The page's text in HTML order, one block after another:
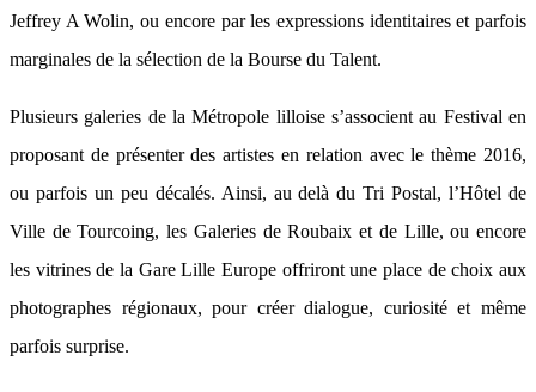
Jeffrey A Wolin, ou encore par les expressions identitaires et parfois
marginales de la sélection de la Bourse du Talent.
Plusieurs galeries de la Métropole lilloise s’associent au Festival en
proposant de présenter des artistes en relation avec le thème 2016,
ou parfois un peu décalés. Ainsi, au delà du Tri Postal, l’Hôtel de
Ville de Tourcoing, les Galeries de Roubaix et de Lille, ou encore
les vitrines de la Gare Lille Europe offriront une place de choix aux
photographes régionaux, pour créer dialogue, curiosité et même
parfois surprise.